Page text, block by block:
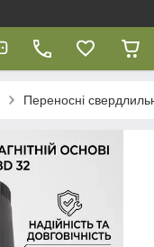
Переносні